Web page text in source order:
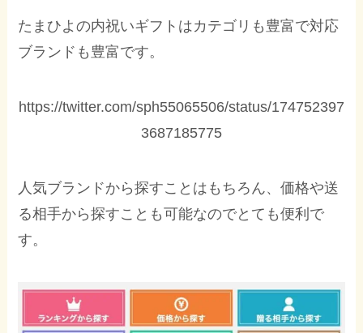
たまひよの内祝いギフトはカテゴリも豊富で対応
ブランドも豊富です。
https://twitter.com/sph55065506/status/174752397
3687185775
人気ブランドから探すことはもちろん、価格や送
る相手から探すことも可能なのでとても便利で
す。